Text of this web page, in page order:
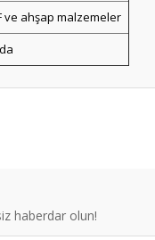
ve ahşap malzemeler
haberdar olun!